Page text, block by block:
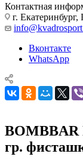
Контактная
г.
Вконтакте
WhatsApp
BOMBBAR
гр.